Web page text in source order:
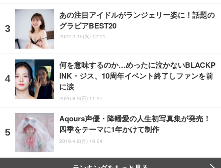
あの注目アイドルがランジェリー姿に！話題の
グラビアBEST20
2022.2.15(火) 12:11
何を意味するのか…めったに泣かないBLACKP
INK・ジス、10周年イベント終了しファンを前
に涙
2026.8.9(日) 11:17
Aqours声優・降幡愛の人生初写真集が発売！
四季をテーマに1年かけて制作
2019.4.8(月) 16:04